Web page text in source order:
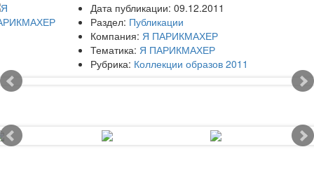
Дата публикации: 09.12.2011
Раздел: Публикации
Компания: Я ПАРИКМАХЕР
Тематика: Я ПАРИКМАХЕР
Рубрика: Коллекции образов 2011